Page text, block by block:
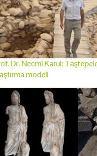
Dr. Necmi Karul:
modeli